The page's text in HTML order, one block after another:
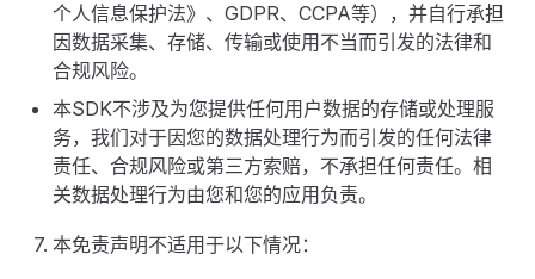
个人信息保护法》、GDPR、CCPA等），并自行承担
因数据采集、存储、传输或使用不当而引发的法律和
合规风险。
本SDK不涉及为您提供任何用户数据的存储或处理服
务，我们对于因您的数据处理行为而引发的任何法律
责任、合规风险或第三方索赔，不承担任何责任。相
关数据处理行为由您和您的应用负责。
本免责声明不适用于以下情况：